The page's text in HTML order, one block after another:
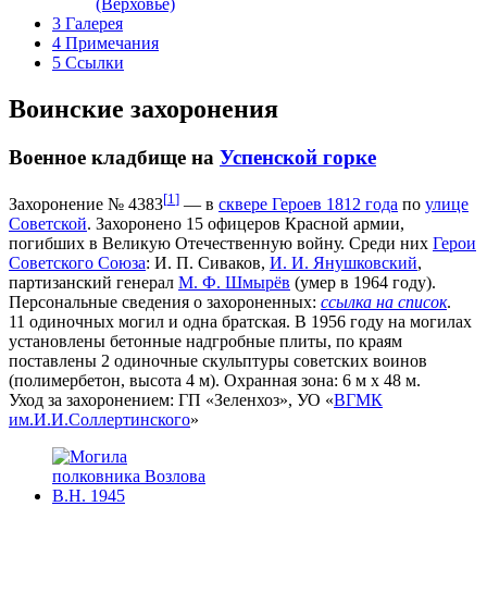
(Верховье)
3 Галерея
4 Примечания
5 Ссылки
Воинские захоронения
Военное кладбище на Успенской горке
Захоронение № 4383[1 ] — в сквере Героев 1812 года по улице
Советской. Захоронено 15 офицеров Красной армии,
погибших в Великую Отечественную войну. Среди них Герои
Советского Союза: И. П. Сиваков, И. И. Янушковский,
партизанский генерал М. Ф. Шмырёв (умер в 1964 году).
Персональные сведения о захороненных: ссылка на список.
11 одиночных могил и одна братская. В 1956 году на могилах
установлены бетонные надгробные плиты, по краям
поставлены 2 одиночные скульптуры советских воинов
(полимербетон, высота 4 м). Охранная зона: 6 м х 48 м.
Уход за захоронением: ГП «Зеленхоз», УО «ВГМК
им.И.И.Соллертинского»